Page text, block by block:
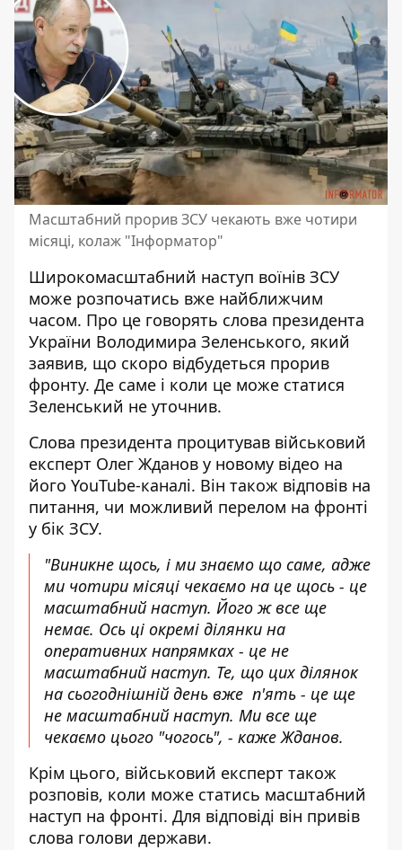
Масштабний прорив ЗСУ чекають вже чотири
місяці, колаж "Інформатор"
Широкомасштабний наступ воїнів ЗСУ
може розпочатись вже найближчим
часом. Про це говорять слова президента
України Володимира Зеленського, який
заявив, що скоро відбудеться прорив
фронту. Де саме і коли це може статися
Зеленський не уточнив.
Слова президента процитував військовий
експерт Олег Жданов у новому відео на
його YouTube-каналі. Він також відповів на
питання, чи можливий перелом на фронті
у бік ЗСУ.
"Виникне щось, і ми знаємо що саме, адже
ми чотири місяці чекаємо на це щось - це
масштабний наступ. Його ж все ще
немає. Ось ці окремі ділянки на
оперативних напрямках - це не
масштабний наступ. Те, що цих ділянок
на сьогоднішній день вже п'ять - це ще
не масштабний наступ. Ми все ще
чекаємо цього "чогось", - каже Жданов.
Крім цього, військовий експерт також
розповів, коли може статись масштабний
наступ на фронті. Для відповіді він привів
слова голови держави.